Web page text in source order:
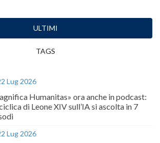
ULTIMI
TAGS
Lug 2026
Humanitas» ora anche in podcast:
di Leone XIV sull’IA si ascolta in 7
Lug 2026